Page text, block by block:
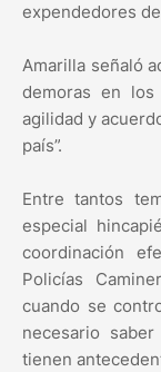
expendedores
Amarilla señaló
demoras en
agilidad y
país”.
Entre tantos
especial
coordinación
Policías
cuando se
necesario
tienen